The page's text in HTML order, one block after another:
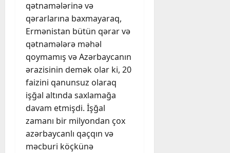
qətnamələrinə və
qərarlarına baxmayaraq,
Ermənistan bütün qərar və
qətnamələrə məhəl
qoymamış və Azərbaycanın
ərazisinin demək olar ki, 20
faizini qanunsuz olaraq
işğal altında saxlamağa
davam etmişdi. İşğal
zamanı bir milyondan çox
azərbaycanlı qaçqın və
məcburi köçkünə